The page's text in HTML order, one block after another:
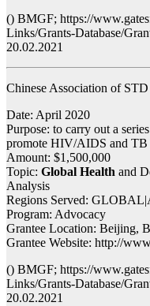
() BMGF; https://
Links/Grants-Database/
20.02.2021
Chinese Association of
Date: April 2020
Purpose: to carry out a
promote HIV/AIDS and TB
Amount: $1,500,000
Topic: Global Health and
Analysis
Regions Served:
Program: Advocacy
Grantee Location: Beijing,
Grantee Website: http://
() BMGF; https://
Links/Grants-Database/
20.02.2021